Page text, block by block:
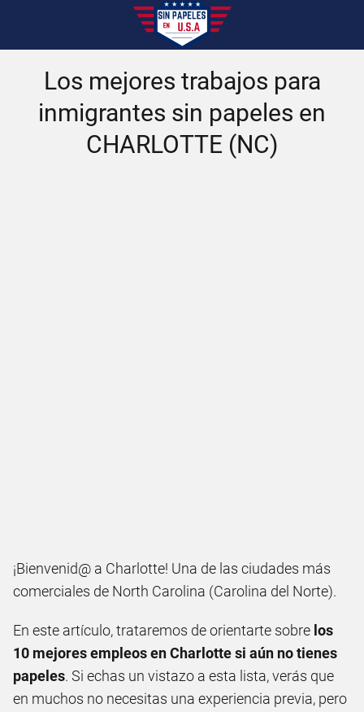
Los mejores trabajos para
inmigrantes sin papeles en
CHARLOTTE (NC)
¡Bienvenid@ a Charlotte! Una de las ciudades más
comerciales de North Carolina (Carolina del Norte).
En este artículo, trataremos de orientarte sobre los
10 mejores empleos en Charlotte si aún no tienes
papeles. Si echas un vistazo a esta lista, verás que
en muchos no necesitas una experiencia previa, pero